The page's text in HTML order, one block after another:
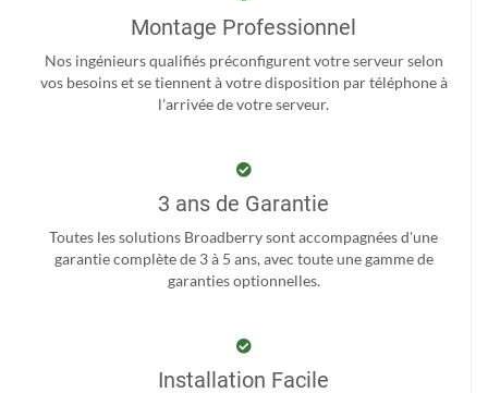
Montage Professionnel
Nos ingénieurs qualifiés préconfigurent votre serveur selon
vos besoins et se tiennent à votre disposition par téléphone à
l'arrivée de votre serveur.
3 ans de Garantie
Toutes les solutions Broadberry sont accompagnées d'une
garantie complète de 3 à 5 ans, avec toute une gamme de
garanties optionnelles.
Installation Facile